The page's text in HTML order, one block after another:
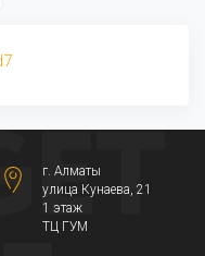
г. Алматы
​улица Кунаева, 21​
1 этаж
ТЦ ГУМ